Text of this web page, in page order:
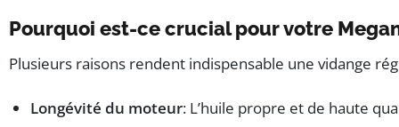
Pourquoi est-ce crucial pour votre
Plusieurs raisons rendent indispensable une vidange
Longévité du moteur: L’huile propre et de haute